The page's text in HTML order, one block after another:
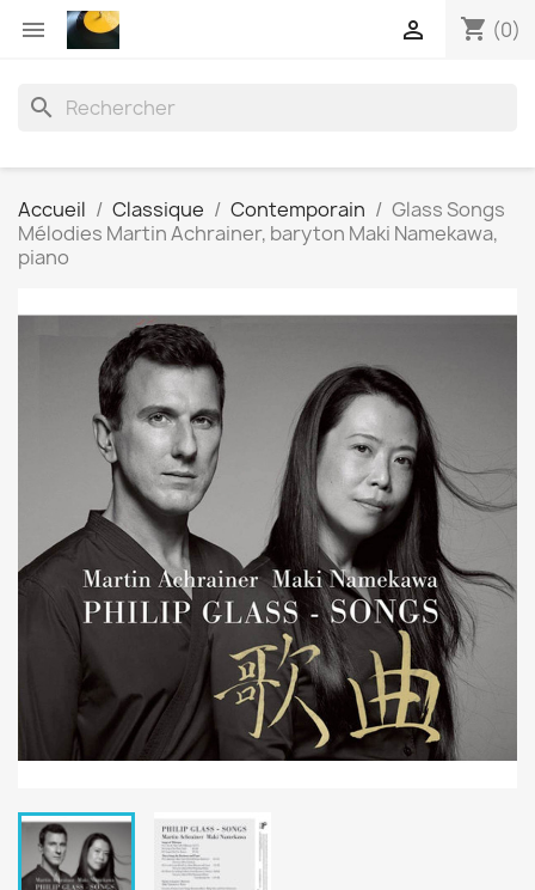
 shopping_cart (0)

search
Accueil Classique Contemporain
Glass Songs
Mélodies Martin Achrainer, baryton Maki Namekawa,
piano